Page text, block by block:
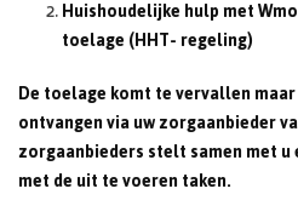
Huishoudelijke hulp met
toelage (HHT- regeling)
De toelage komt te vervallen
ontvangen via uw zorgaanbieder
zorgaanbieders stelt samen met
met de uit te voeren taken.